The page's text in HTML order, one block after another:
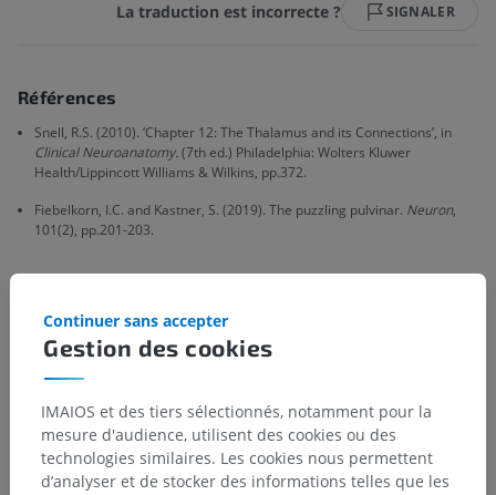
La traduction est incorrecte ? SIGNALER
Références
Snell, R.S. (2010). ‘Chapter 12: The Thalamus and its Connections’, in
Clinical Neuroanatomy.(7th ed.) Philadelphia: Wolters Kluwer
Health/Lippincott Williams & Wilkins, pp.372.
Fiebelkorn, I.C. and Kastner, S. (2019). The puzzling pulvinar. Neuron,
101(2), pp.201-203.
Galerie
Gestion des cookies
Continuer sans accepter
IMAIOS et des tiers sélectionnés, notamment pour la
mesure d'audience, utilisent des cookies ou des
technologies similaires. Les cookies nous permettent
d’analyser et de stocker des informations telles que les